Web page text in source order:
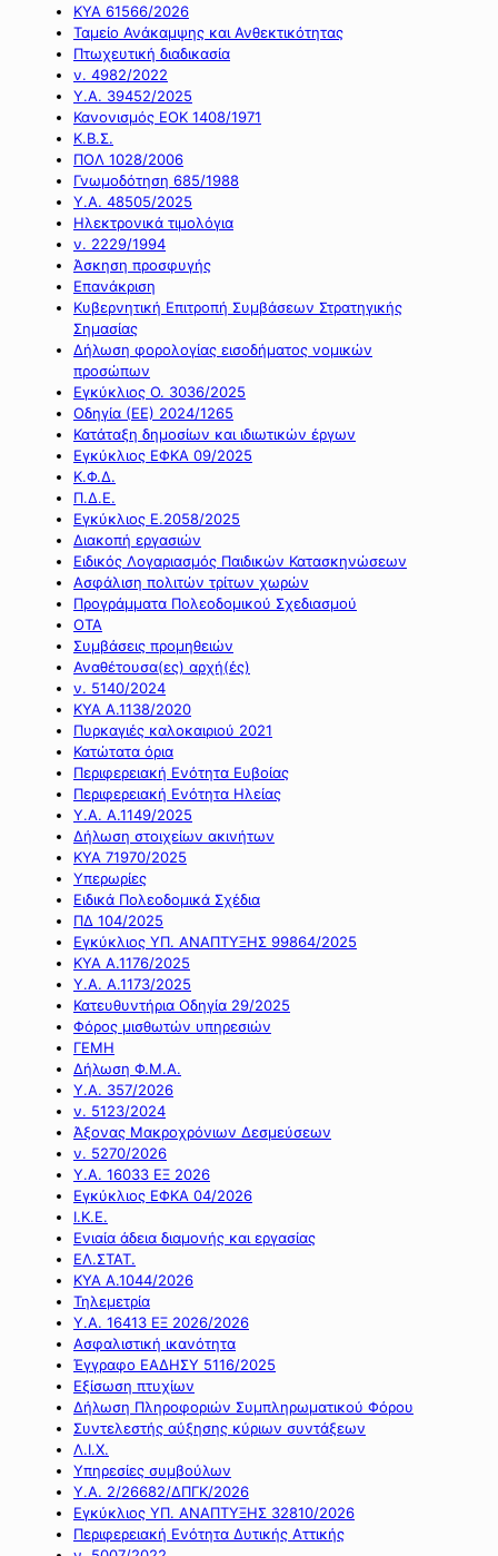
ΚΥΑ 61566/2026
Ταμείο Ανάκαμψης και Ανθεκτικότητας
Πτωχευτική διαδικασία
ν. 4982/2022
Υ.Α. 39452/2025
Κανονισμός ΕΟΚ 1408/1971
Κ.Β.Σ.
ΠΟΛ 1028/2006
Γνωμοδότηση 685/1988
Υ.Α. 48505/2025
Ηλεκτρονικά τιμολόγια
ν. 2229/1994
Άσκηση προσφυγής
Επανάκριση
Κυβερνητική Επιτροπή Συμβάσεων Στρατηγικής
Σημασίας
Δήλωση φορολογίας εισοδήματος νομικών
προσώπων
Εγκύκλιος Ο. 3036/2025
Οδηγία (ΕΕ) 2024/1265
Κατάταξη δημοσίων και ιδιωτικών έργων
Εγκύκλιος ΕΦΚΑ 09/2025
Κ.Φ.Δ.
Π.Δ.Ε.
Εγκύκλιος Ε.2058/2025
Διακοπή εργασιών
Ειδικός Λογαριασμός Παιδικών Κατασκηνώσεων
Ασφάλιση πολιτών τρίτων χωρών
Προγράμματα Πολεοδομικού Σχεδιασμού
ΟΤΑ
Συμβάσεις προμηθειών
Αναθέτουσα(ες) αρχή(ές)
ν. 5140/2024
ΚΥΑ Α.1138/2020
Πυρκαγιές καλοκαιριού 2021
Κατώτατα όρια
Περιφερειακή Ενότητα Ευβοίας
Περιφερειακή Ενότητα Ηλείας
Υ.Α. Α.1149/2025
Δήλωση στοιχείων ακινήτων
ΚΥΑ 71970/2025
Υπερωρίες
Ειδικά Πολεοδομικά Σχέδια
ΠΔ 104/2025
Εγκύκλιος ΥΠ. ΑΝΑΠΤΥΞΗΣ 99864/2025
ΚΥΑ Α.1176/2025
Υ.Α. Α.1173/2025
Κατευθυντήρια Οδηγία 29/2025
Φόρος μισθωτών υπηρεσιών
ΓΕΜΗ
Δήλωση Φ.Μ.Α.
Υ.Α. 357/2026
ν. 5123/2024
Άξονας Μακροχρόνιων Δεσμεύσεων
ν. 5270/2026
Υ.Α. 16033 ΕΞ 2026
Εγκύκλιος ΕΦΚΑ 04/2026
Ι.Κ.Ε.
Ενιαία άδεια διαμονής και εργασίας
ΕΛ.ΣΤΑΤ.
ΚΥΑ Α.1044/2026
Τηλεμετρία
Υ.Α. 16413 ΕΞ 2026/2026
Ασφαλιστική ικανότητα
Έγγραφο ΕΑΔΗΣΥ 5116/2025
Εξίσωση πτυχίων
Δήλωση Πληροφοριών Συμπληρωματικού Φόρου
Συντελεστής αύξησης κύριων συντάξεων
Λ.Ι.Χ.
Υπηρεσίες συμβούλων
Υ.Α. 2/26682/ΔΠΓΚ/2026
Εγκύκλιος ΥΠ. ΑΝΑΠΤΥΞΗΣ 32810/2026
Περιφερειακή Ενότητα Δυτικής Αττικής